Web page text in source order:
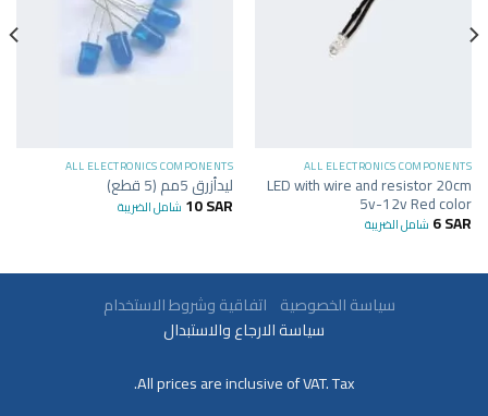
ALL ELECTRONICS COMPONENTS
LED with wire and resistor 20cm
5v-12v Red color
6SAR شامل الضريبة
ALL ELECTRONICS COMPONENTS
ليدأزرق 5مم (5 قطع)
10SAR شامل الضريبة
سياسة الخصوصية اتفاقية وشروط الاستخدام
سياسة الارجاع والاستبدال
All prices are inclusive of VAT. Tax.